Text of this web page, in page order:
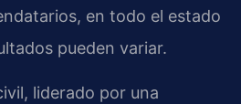
en todo el estado
pueden variar.
liderado por una